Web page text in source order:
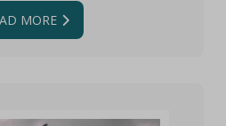
MORE